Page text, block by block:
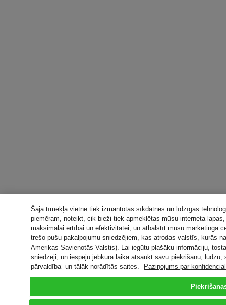
Šajā tīmekļa vietnē tiek izmantotas sīkdatnes un līdzīgas
piemēram, noteikt, cik bieži tiek apmeklētas mūsu interneta
maksimālai ērtībai un efektivitātei, un atbalstīt mūsu mārketinga
trešo pušu pakalpojumu sniedzējiem, kas atrodas valstīs, kurās
Amerikas Savienotās Valstis). Lai iegūtu plašāku informāciju,
sniedzēji, un iespēju jebkurā laikā atsaukt savu piekrišanu,
pārvaldība” un tālāk norādītās saites.
Paziņojums par